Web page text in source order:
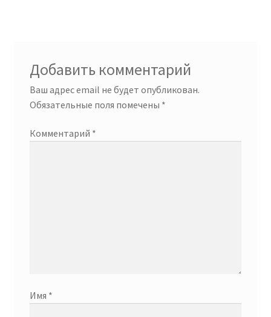
Добавить комментарий
Ваш адрес email не будет опубликован.
Обязательные поля помечены *
Комментарий *
Имя *